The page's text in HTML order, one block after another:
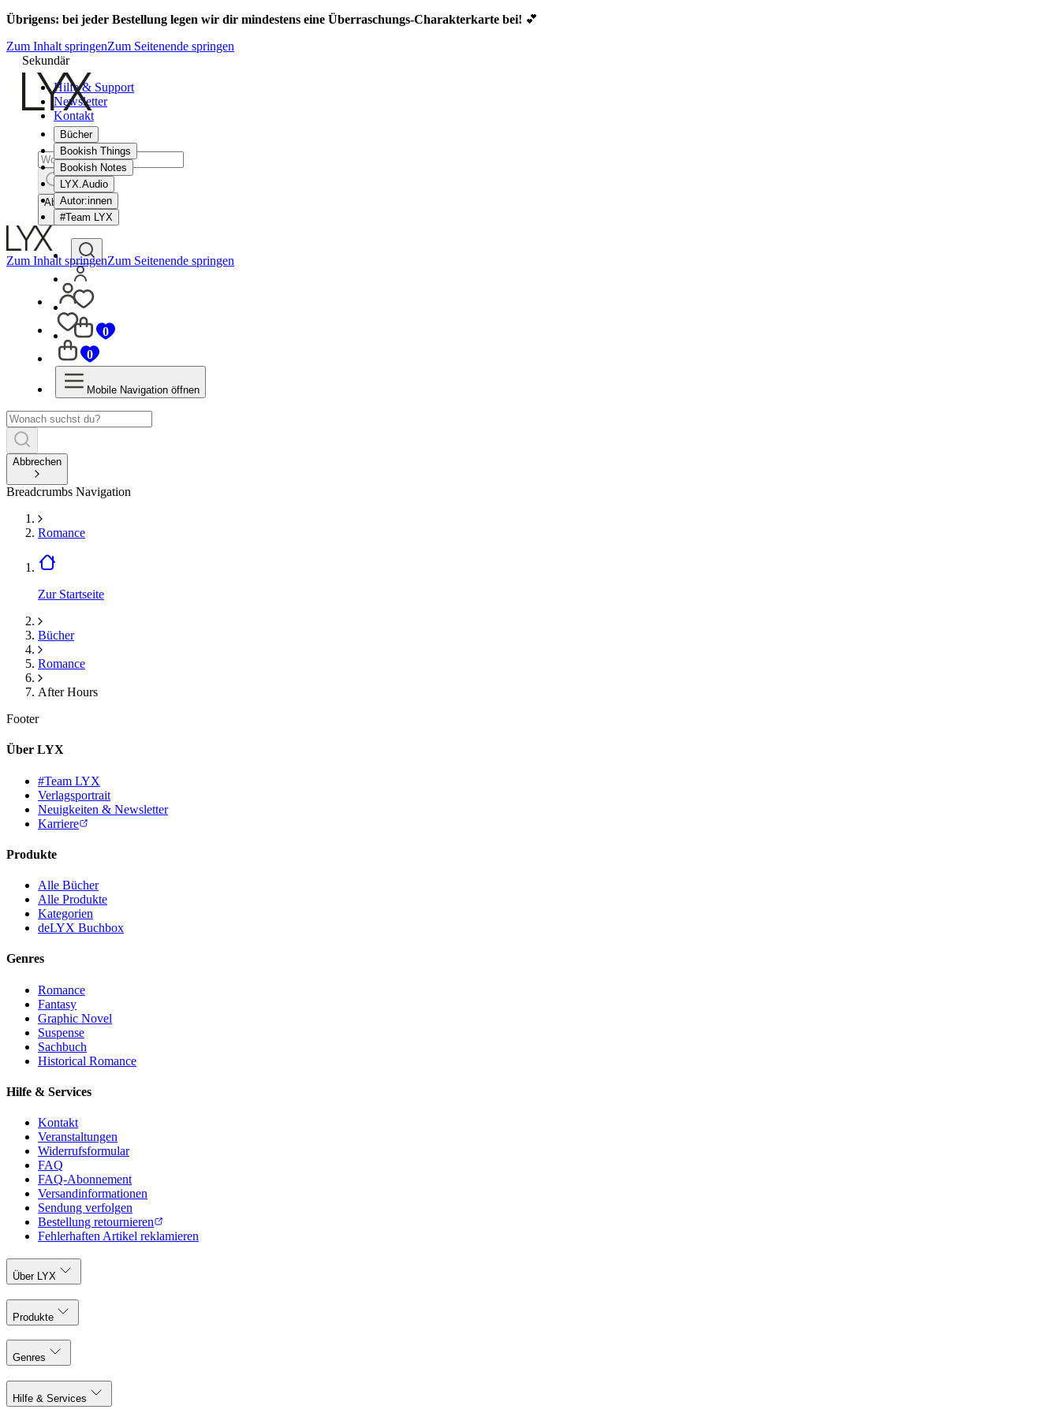
Übrigens: bei jeder Bestellung legen wir dir mindestens eine Überraschungs-Charakterkarte bei! 💕
Zum Inhalt springenZum Seitenende springen
Sekundär
Hilfe & Support
Newsletter
Kontakt
Bücher
Bookish Things
Bookish Notes
LYX.Audio
Autor:innen
#Team LYX
0
Abbrechen
Zum Inhalt springenZum Seitenende springen
0
Mobile Navigation öffnen
Abbrechen
Breadcrumbs Navigation
Romance
Zur Startseite
Bücher
Romance
After Hours
Footer
Über LYX
#Team LYX
Verlagsportrait
Neuigkeiten & Newsletter
Karriere
Produkte
Alle Bücher
Alle Produkte
Kategorien
deLYX Buchbox
Genres
Romance
Fantasy
Graphic Novel
Suspense
Sachbuch
Historical Romance
Hilfe & Services
Kontakt
Veranstaltungen
Widerrufsformular
FAQ
FAQ-Abonnement
Versandinformationen
Sendung verfolgen
Bestellung retournieren
Fehlerhaften Artikel reklamieren
Über LYX
Produkte
Genres
Hilfe & Services